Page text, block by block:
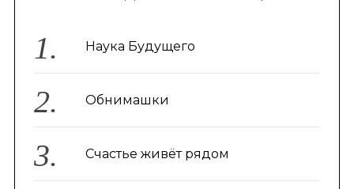
Наука Будущего
Обнимашки
Счастье живёт рядом